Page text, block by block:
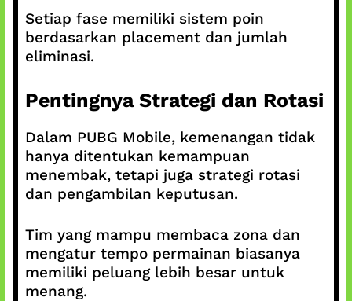
Setiap fase memiliki sistem poin
berdasarkan placement dan jumlah
eliminasi.
Pentingnya Strategi dan Rotasi
Dalam PUBG Mobile, kemenangan tidak
hanya ditentukan kemampuan
menembak, tetapi juga strategi rotasi
dan pengambilan keputusan.
Tim yang mampu membaca zona dan
mengatur tempo permainan biasanya
memiliki peluang lebih besar untuk
menang.